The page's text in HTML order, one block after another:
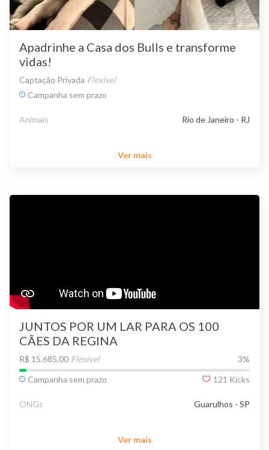
Apadrinhe a Casa dos Bulls e transforme
vidas!
Captação Privada Flexível
Campanha sem prazo
Animais Rio de Janeiro - RJ
Ver mais
JUNTOS POR UM LAR PARA OS 100
CÃES DA REGINA
R$ 15.685,00 Flexível 3%
Campanha sem prazo
121 Kicks
ONGs Guarulhos - SP
Ver mais